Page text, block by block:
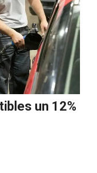
un 12%